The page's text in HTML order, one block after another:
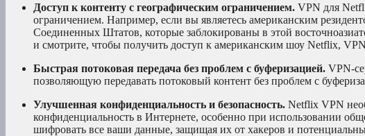
Доступ к контенту с географическим ограничением. VPN для
ограничением. Например, если вы являетесь американским
Соединенных Штатов, которые заблокированы в этой
и смотрите, чтобы получить доступ к американским шоу Netflix,
Быстрая потоковая передача без проблем с буферизацией. VPN-
позволяющую передавать потоковый контент без проблем с
Улучшенная конфиденциальность и безопасность. Netflix VPN
конфиденциальность в Интернете, особенно при использовании
шифровать все ваши данные, защищая их от хакеров и